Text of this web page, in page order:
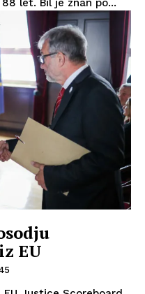
let. Bil je znan po...
EU